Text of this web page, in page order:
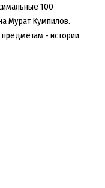
100
Мурат Кумпилов.
- истории